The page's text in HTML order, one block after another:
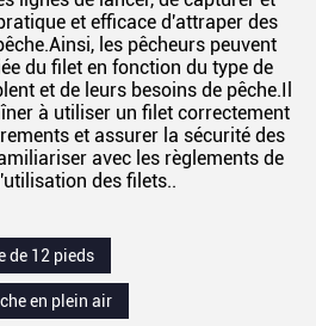
et efficace d'attraper des
les pêcheurs peuvent
du filet en fonction du type de
et de leurs besoins de pêche.Il
à utiliser un filet correctement
et assurer la sécurité des
avec les règlements de
des filets..
de 12 pieds
en plein air